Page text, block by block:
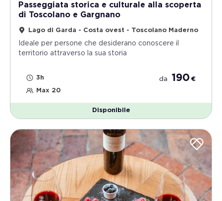
Passeggiata storica e culturale alla scoperta
di Toscolano e Gargnano
Lago di Garda - Costa ovest - Toscolano Maderno
Ideale per persone che desiderano conoscere il
territorio attraverso la sua storia
3h
Max 20
da 190 €
Disponibile